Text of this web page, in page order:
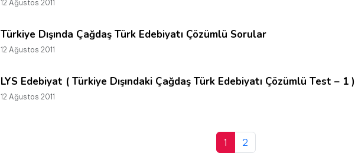
12 Ağustos 2011
Türkiye Dışında Çağdaş Türk Edebiyatı Çözümlü Sorular
12 Ağustos 2011
LYS Edebiyat ( Türkiye Dışındaki Çağdaş Türk Edebiyatı Çözümlü Test – 1 )
12 Ağustos 2011
1 2